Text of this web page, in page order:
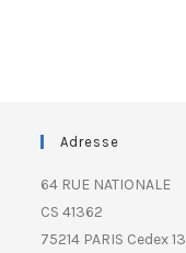
Adresse
64 RUE NATIONALE
CS 41362
75214 PARIS Cedex 13